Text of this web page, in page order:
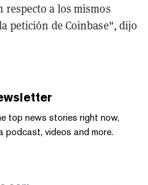
respecto a los mismos
petición de Coinbase", dijo
top news stories right now,
podcast, videos and more.